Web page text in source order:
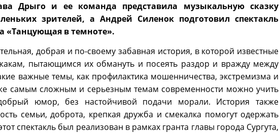
Дрыго и ее команда представила музыкальную сказку
зрителей, а Андрей Силенок подготовил спектакль
«Танцующая в темноте».
добрая и по-своему забавная история, в которой известные
пытающимся их обмануть и посеять раздор и вражду между
важные темы, как профилактика мошенничества, экстремизма и
самым сложным и серьезным темам современности можно учить
юмор, без настойчивой подачи морали. История также
семьи, доброта, крепкая дружба и смекалка помогут одержать
спектакль был реализован в рамках гранта главы города Сургута,